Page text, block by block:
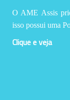
O AME Assis
isso possui uma
Clique e veja